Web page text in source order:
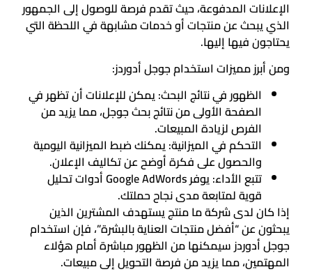
الإعلانات المدفوعة، حيث تقدم فرصة للوصول إلى الجمهور
الذي يبحث عن منتجات أو خدمات مشابهة في اللحظة التي
يحتاجون فيها إليها.
ومن أبرز مميزات استخدام جوجل أدوردز:
الظهور في نتائج البحث: يمكن للإعلانات أن تظهر في
الصفحة الأولى من نتائج بحث جوجل، مما يزيد من
الفرص لزيادة المبيعات.
التحكم في الميزانية: يمكنك ضبط الميزانية اليومية
والحصول على فكرة أوضح عن تكاليف الإعلان.
تتبع الأداء: يوفر Google AdWords أدوات تحليل
قوية لمتابعة مدى نجاح حملتك.
إذا كان لدى شركة ما منتج يستهدف المشترين الذين
يبحثون عن “أفضل منتجات العناية بالبشرة”، فإن استخدام
جوجل أدوردز سيمكنها من الظهور مباشرة أمام هؤلاء
المهتمين، مما يزيد من فرصة التحويل إلى مبيعات.